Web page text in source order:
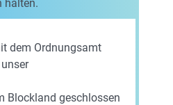
halten.
dem Ordnungsamt
Blockland geschlossen